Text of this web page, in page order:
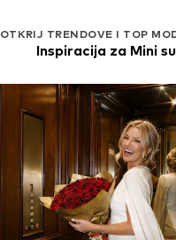
OTKRIJ TRENDOVE I TOP
Inspiracija za Mini